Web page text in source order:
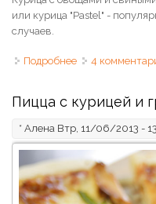
или курица "Pastel" -
случаев.
Подробнее о Курица
4
Пицца с курицей и
* Алена Втр, 11/06/2013 -